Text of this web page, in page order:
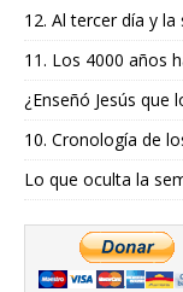
12. Al tercer día y la
11. Los 4000 años
¿Enseñó Jesús
10. Cronología de
Lo que oculta la